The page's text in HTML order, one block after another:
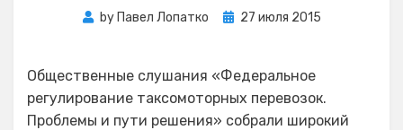
by Павел Лопатко
Posted
27 июля 2015
Общественные слушания «Федеральное
регулирование таксомоторных перевозок.
Проблемы и пути решения» собрали широкий